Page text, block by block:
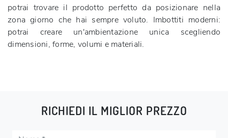
potrai trovare il prodotto perfetto da posizionare nella
zona giorno che hai sempre voluto. Imbottiti moderni:
potrai creare un'ambientazione unica scegliendo
dimensioni, forme, volumi e materiali.
RICHIEDI IL MIGLIOR PREZZO